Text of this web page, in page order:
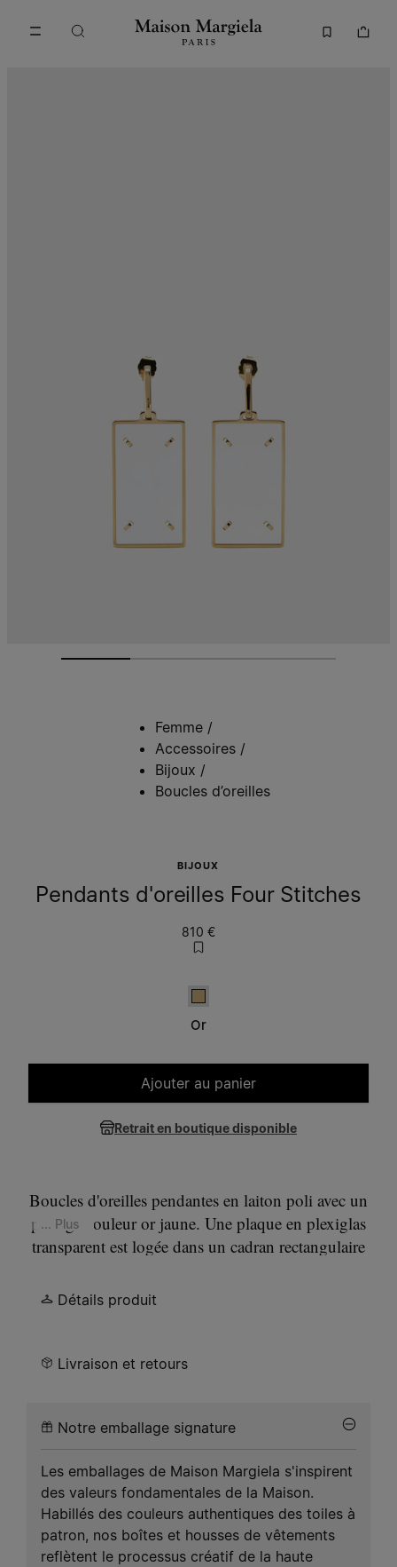
Femme /
Accessoires /
Bijoux /
Boucles d’oreilles
BIJOUX
Pendants d'oreilles Four Stitches
810 €
Or
Or
Ajouter au panier
Retrait en boutique disponible
Boucles d'oreilles pendantes en laiton poli avec un
placage couleur or jaune. Une plaque en plexiglas
transparent est logée dans un cadran rectangulaire
forment notre motif emblématique
la surface. Ils se ferment à l'aide d'un fermoir
... Plus
Détails produit
Livraison et retours
Notre emballage signature
Les emballages de Maison Margiela s'inspirent
des valeurs fondamentales de la Maison.
Habillés des couleurs authentiques des toiles à
patron, nos boîtes et housses de vêtements
reflètent le processus créatif de la haute